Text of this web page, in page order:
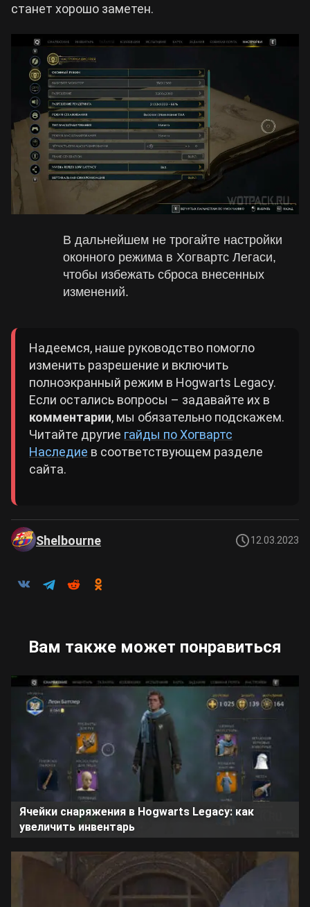
станет хорошо заметен.
В дальнейшем не трогайте настройки
оконного режима в Хогвартс Легаси,
чтобы избежать сброса внесенных
изменений.
Надеемся, наше руководство помогло
изменить разрешение и включить
полноэкранный режим в Hogwarts Legacy.
Если остались вопросы – задавайте их в
комментарии, мы обязательно подскажем.
Читайте другие гайды по Хогвартс
Наследие в соответствующем разделе
сайта.
Shelbourne 12.03.2023
Вам также может понравиться
Ячейки снаряжения в Hogwarts Legacy: как
увеличить инвентарь